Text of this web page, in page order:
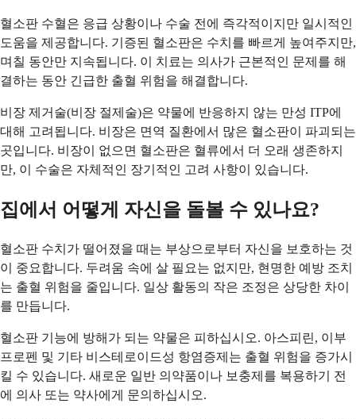
혈소판 수혈은 응급 상황이나 수술 전에 즉각적이지만 일시적인
도움을 제공합니다. 기증된 혈소판은 수치를 빠르게 높여주지만,
며칠 동안만 지속됩니다. 이 치료는 의사가 근본적인 문제를 해
결하는 동안 긴급한 출혈 위험을 해결합니다.
비장 제거술(비장 절제술)은 약물에 반응하지 않는 만성 ITP에
대해 고려됩니다. 비장은 면역 질환에서 많은 혈소판이 파괴되는
곳입니다. 비장이 없으면 혈소판은 혈류에서 더 오래 생존하지
만, 이 수술은 자체적인 장기적인 고려 사항이 있습니다.
집에서 어떻게 자신을 돌볼 수 있나요?
혈소판 수치가 떨어졌을 때는 부상으로부터 자신을 보호하는 것
이 중요합니다. 두려움 속에 살 필요는 없지만, 현명한 예방 조치
는 출혈 위험을 줄입니다. 일상 활동의 작은 조정은 상당한 차이
를 만듭니다.
혈소판 기능에 방해가 되는 약물은 피하십시오. 아스피린, 이부
프로펜 및 기타 비스테로이드성 항염증제는 출혈 위험을 증가시
킬 수 있습니다. 새로운 일반 의약품이나 보충제를 복용하기 전
에 의사 또는 약사에게 문의하십시오.